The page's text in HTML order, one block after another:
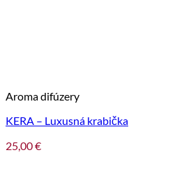
Aroma difúzery
KERA – Luxusná krabička
25,00€